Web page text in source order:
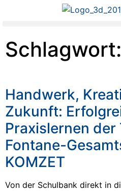
Handwerk,
Zukunft:
Praxislernen
Fontane-
KOMZET
Von der Schulbank direkt in